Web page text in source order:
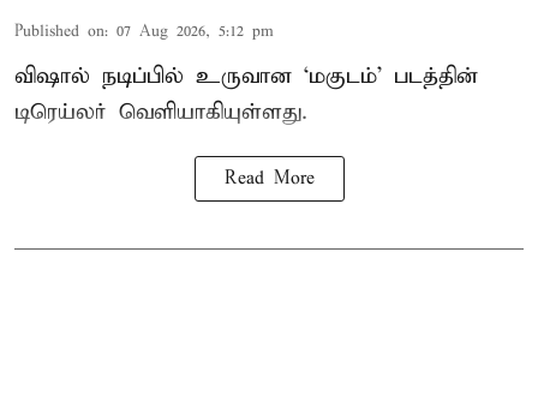
Published on: 07 Aug 2026, 5:12 pm
விஷால் நடிப்பில் உருவான ‘மகுடம்’ படத்தின்
டிரெய்லர் வெளியாகியுள்ளது.
Read More